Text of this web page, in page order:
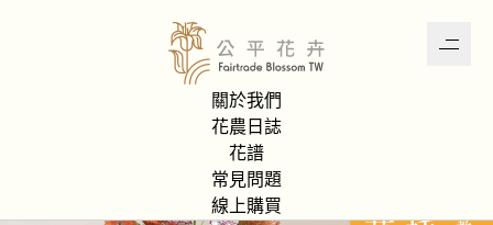
關於我們
花農日誌
花譜
常見問題
線上購買
Trick or Treat 🎃👻 萬聖桌花